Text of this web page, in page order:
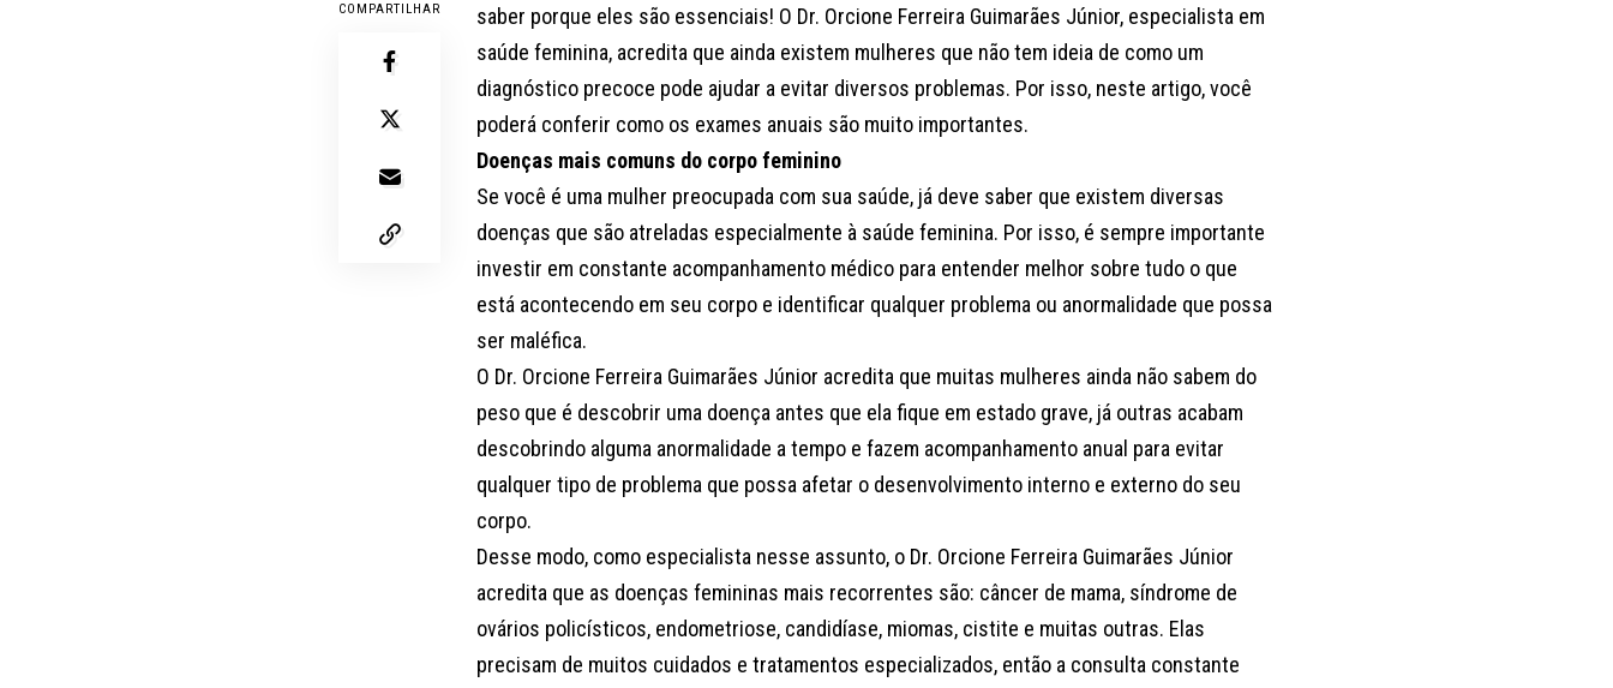
COMPARTILHAR
saber porque eles são essenciais! O Dr. Orcione Ferreira Guimarães Júnior, especialista em
saúde feminina, acredita que ainda existem mulheres que não tem ideia de como um
diagnóstico precoce pode ajudar a evitar diversos problemas. Por isso, neste artigo, você
poderá conferir como os exames anuais são muito importantes.
Doenças mais comuns do corpo feminino
Se você é uma mulher preocupada com sua saúde, já deve saber que existem diversas
doenças que são atreladas especialmente à saúde feminina. Por isso, é sempre importante
investir em constante acompanhamento médico para entender melhor sobre tudo o que
está acontecendo em seu corpo e identificar qualquer problema ou anormalidade que possa
ser maléfica.
O Dr. Orcione Ferreira Guimarães Júnior acredita que muitas mulheres ainda não sabem do
peso que é descobrir uma doença antes que ela fique em estado grave, já outras acabam
descobrindo alguma anormalidade a tempo e fazem acompanhamento anual para evitar
qualquer tipo de problema que possa afetar o desenvolvimento interno e externo do seu
corpo.
Desse modo, como especialista nesse assunto, o Dr. Orcione Ferreira Guimarães Júnior
acredita que as doenças femininas mais recorrentes são: câncer de mama, síndrome de
ovários policísticos, endometriose, candidíase, miomas, cistite e muitas outras. Elas
precisam de muitos cuidados e tratamentos especializados, então a consulta constante